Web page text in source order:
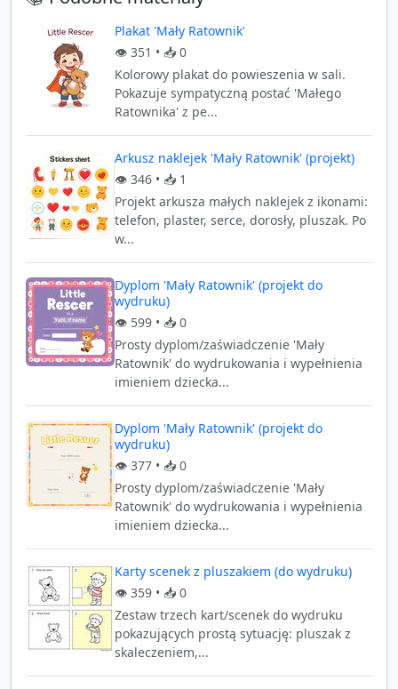
Plakat 'Mały Ratownik'
👁️ 351 • 📥 0
Kolorowy plakat do powieszenia w sali.
Pokazuje sympatyczną postać 'Małego
Ratownika' z pe...
Arkusz naklejek 'Mały Ratownik' (projekt)
👁️ 346 • 📥 1
Projekt arkusza małych naklejek z ikonami:
telefon, plaster, serce, dorosły, pluszak. Po
w...
Dyplom 'Mały Ratownik' (projekt do
wydruku)
👁️ 599 • 📥 0
Prosty dyplom/zaświadczenie 'Mały
Ratownik' do wydrukowania i wypełnienia
imieniem dziecka...
Dyplom 'Mały Ratownik' (projekt do
wydruku)
👁️ 377 • 📥 0
Prosty dyplom/zaświadczenie 'Mały
Ratownik' do wydrukowania i wypełnienia
imieniem dziecka...
Karty scenek z pluszakiem (do wydruku)
👁️ 359 • 📥 0
Zestaw trzech kart/scenek do wydruku
pokazujących prostą sytuację: pluszak z
skaleczeniem,...